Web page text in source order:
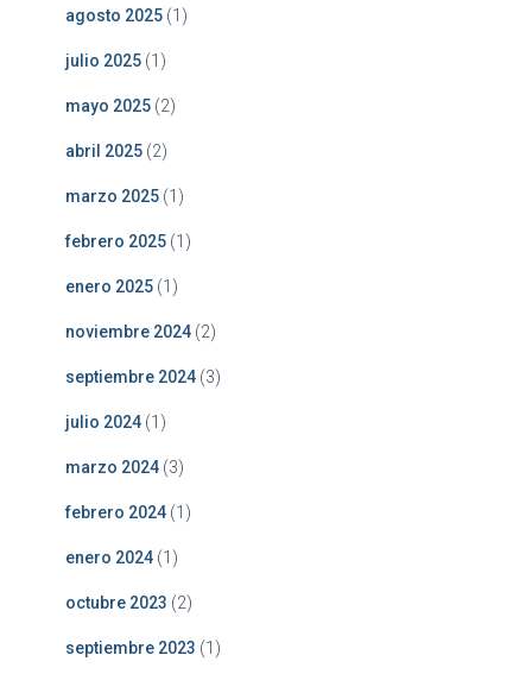
agosto 2025 (1)
julio 2025 (1)
mayo 2025 (2)
abril 2025 (2)
marzo 2025 (1)
febrero 2025 (1)
enero 2025 (1)
noviembre 2024 (2)
septiembre 2024 (3)
julio 2024 (1)
marzo 2024 (3)
febrero 2024 (1)
enero 2024 (1)
octubre 2023 (2)
septiembre 2023 (1)